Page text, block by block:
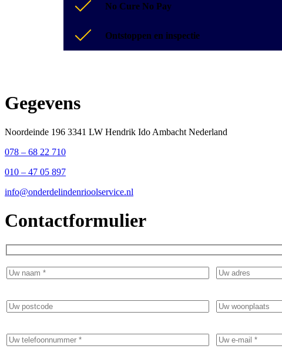
No Cure No Pay
Ontstoppen en inspectie
Gegevens
Noordeinde 196 3341 LW Hendrik Ido Ambacht Nederland
078 – 68 22 710
010 – 47 05 897
info@onderdelindenrioolservice.nl
Contactformulier